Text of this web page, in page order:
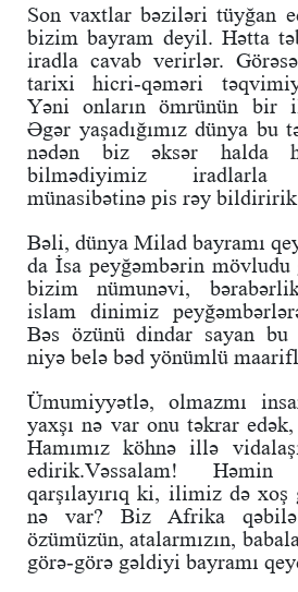
Son vaxtlar bəziləri tüyğan
bizim bayram deyil. Hətta
iradla cavab verirlər.
tarixi hicri-qəməri
Yəni onların ömrünün bir
Əgər yaşadığımız dünya bu
nədən biz əksər halda
bilmədiyimiz
münasibətinə pis rəy
Bəli, dünya Milad bayramı
da İsa peyğəmbərin mövludu
bizim nümunəvi,
islam dinimiz
Bəs özünü dindar sayan bu
niyə belə bəd yönümlü
Ümumiyyətlə, olmazmı
yaxşı nə var onu təkrar
Hamımız köhnə illə
edirik.Vəssalam!
qarşılayırıq ki, ilimiz də xoş
nə var? Biz Afrika qəbilə
özümüzün, atalarmızın,
görə-görə gəldiyi bayramı